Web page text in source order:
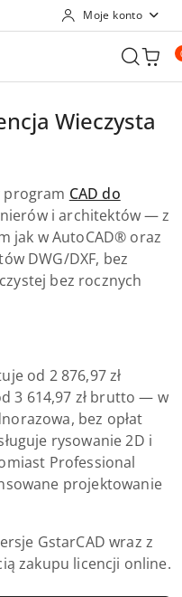
Moje konto
Wieczysta
program CAD do
i architektów — z
jak w AutoCAD® oraz
DWG/DXF, bez
bez rocznych
od 2 876,97 zł
3 614,97 zł brutto — w
bez opłat
rysowanie 2D i
Professional
projektowanie
GstarCAD wraz z
zakupu licencji online.